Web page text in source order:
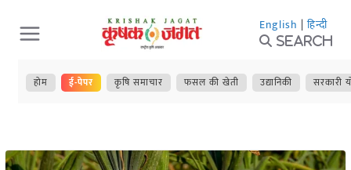
Skip
to
content
English | हिन्दी
Search
होम ई-पेपर कृषि समाचार फसल की खेती उद्यानिकी सरकारी